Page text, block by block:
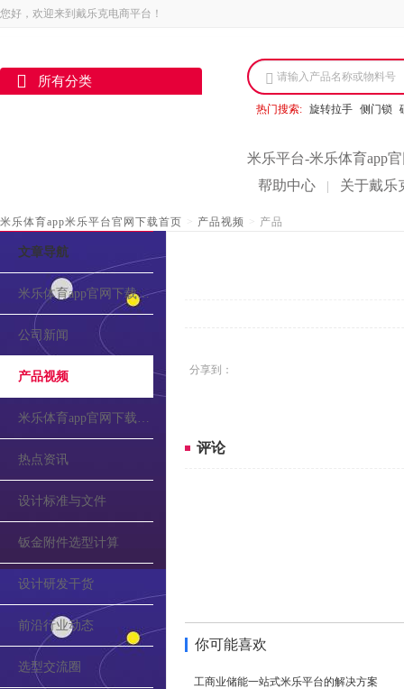
您好，欢迎来到戴乐克电商平台！
所有分类 请输入产品名称或物料号
热门搜索: 旋转拉手 侧门锁
米乐平台-米乐体育app
帮助中心
关于戴乐
米乐体育app米乐平台官网下载首页 > 产品视频 > 产品
文章导航
米乐体育app官网下载的介绍
公司新闻
产品视频
米乐体育app官网下载的公告
热点资讯
设计标准与文件
钣金附件选型计算
设计研发干货
前沿行业动态
选型交流圈
分享到：
评论
你可能喜欢
工商业储能一站式米乐平台的解决方案